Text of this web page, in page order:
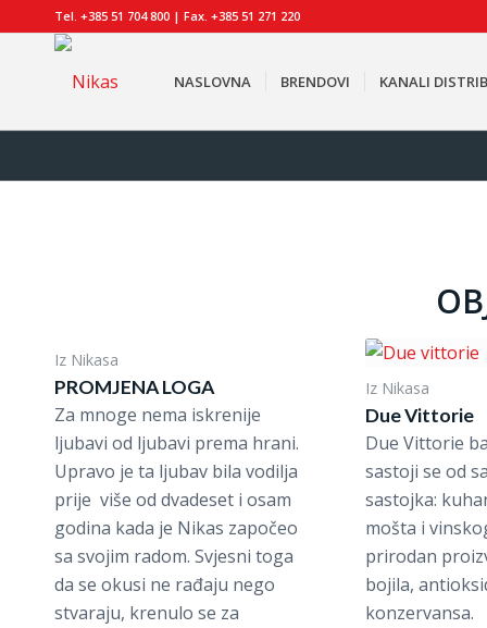
Tel. +385 51 704 800 | Fax. +385 51 271 220
NASLOVNA BRENDOVI KANALI
Iz Nikasa
PROMJENA LOGA
Za mnoge nema iskrenije
ljubavi od ljubavi prema hrani.
Upravo je ta ljubav bila vodilja
prije više od dvadeset i osam
godina kada je Nikas započeo
sa svojim radom. Svjesni toga
da se okusi ne rađaju nego
stvaraju, krenulo se za
Iz Nikasa
Due Vittorie
Due Vittorie
sastoji se od
sastojka:
mošta i
prirodan
bojila,
konzervansa.